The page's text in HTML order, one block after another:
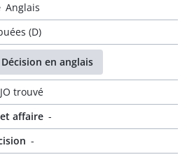
Anglais
(D)
Décision en anglais
trouvé
affaire -
-